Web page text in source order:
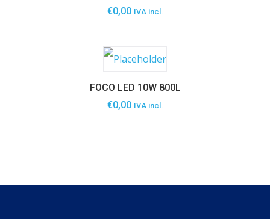
€0,00 IVA incl.
FOCO LED 10W 800L
€0,00 IVA incl.